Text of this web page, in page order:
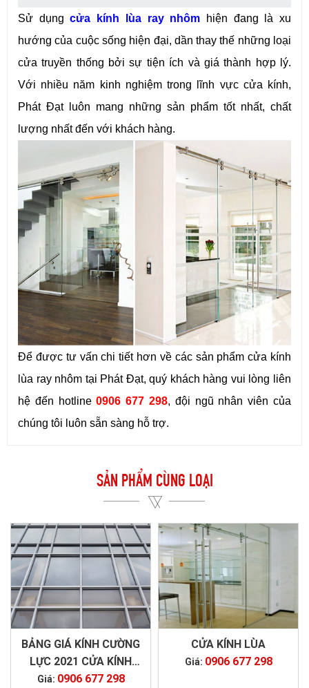
Sử dụngcửa kính lùa ray nhôm hiện đang là xu
hướng của cuộc sống hiện đại, dần thay thế những loại
cửa truyền thống bởi sự tiện ích và giá thành hợp lý.
Với nhiều năm kinh nghiệm trong lĩnh vực cửa kính,
Phát Đạt luôn mang những sản phẩm tốt nhất, chất
lượng nhất đến với khách hàng.
Để được tư vấn chi tiết hơn về các sản phẩm cửa kính
lùa ray nhôm tại Phát Đạt, quý khách hàng vui lòng liên
hệ đến hotline0906 677 298, đội ngũ nhân viên của
chúng tôi luôn sẵn sàng hỗ trợ.
SẢN PHẨM CÙNG LOẠI
BẢNG GIÁ KÍNH CƯỜNG
LỰC 2021 CỬA KÍNH
CƯỜNG LỰC VÁCH KÍNH
Giá: 0906 677 298
CỬA KÍNH LÙA
Giá: 0906 677 298